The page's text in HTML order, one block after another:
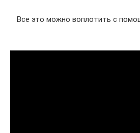
Все это можно воплотить с